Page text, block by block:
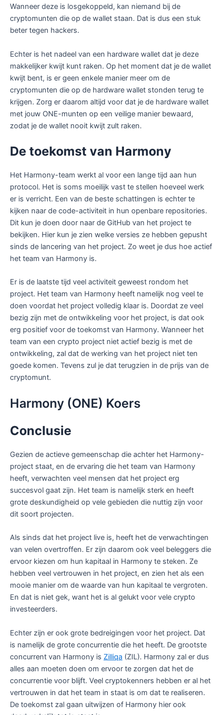
Wanneer deze is losgekoppeld, kan niemand bij de
cryptomunten die op de wallet staan. Dat is dus een stuk
beter tegen hackers.
Echter is het nadeel van een hardware wallet dat je deze
makkelijker kwijt kunt raken. Op het moment dat je de wallet
kwijt bent, is er geen enkele manier meer om de
cryptomunten die op de hardware wallet stonden terug te
krijgen. Zorg er daarom altijd voor dat je de hardware wallet
met jouw ONE-munten op een veilige manier bewaard,
zodat je de wallet nooit kwijt zult raken.
De toekomst van Harmony
Het Harmony-team werkt al voor een lange tijd aan hun
protocol. Het is soms moeilijk vast te stellen hoeveel werk
er is verricht. Een van de beste schattingen is echter te
kijken naar de code-activiteit in hun openbare repositories.
Dit kun je doen door naar de GitHub van het project te
bekijken. Hier kun je zien welke versies ze hebben gepusht
sinds de lancering van het project. Zo weet je dus hoe actief
het team van Harmony is.
Er is de laatste tijd veel activiteit geweest rondom het
project. Het team van Harmony heeft namelijk nog veel te
doen voordat het project volledig klaar is. Doordat ze veel
bezig zijn met de ontwikkeling voor het project, is dat ook
erg positief voor de toekomst van Harmony. Wanneer het
team van een crypto project niet actief bezig is met de
ontwikkeling, zal dat de werking van het project niet ten
goede komen. Tevens zul je dat terugzien in de prijs van de
cryptomunt.
Harmony (ONE) Koers
Conclusie
Gezien de actieve gemeenschap die achter het Harmony-
project staat, en de ervaring die het team van Harmony
heeft, verwachten veel mensen dat het project erg
succesvol gaat zijn. Het team is namelijk sterk en heeft
grote deskundigheid op vele gebieden die nuttig zijn voor
dit soort projecten.
Als sinds dat het project live is, heeft het de verwachtingen
van velen overtroffen. Er zijn daarom ook veel beleggers die
ervoor kiezen om hun kapitaal in Harmony te steken. Ze
hebben veel vertrouwen in het project, en zien het als een
mooie manier om de waarde van hun kapitaal te vergroten.
En dat is niet gek, want het is al gelukt voor vele crypto
investeerders.
Echter zijn er ook grote bedreigingen voor het project. Dat
is namelijk de grote concurrentie die het heeft. De grootste
concurrent van Harmony is Zilliqa (ZIL). Harmony zal er dus
alles aan moeten doen om ervoor te zorgen dat het de
concurrentie voor blijft. Veel cryptokenners hebben er al het
vertrouwen in dat het team in staat is om dat te realiseren.
De toekomst zal gaan uitwijzen of Harmony hier ook